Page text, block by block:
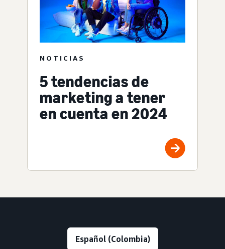
NOTICIAS
5 tendencias de
marketing a tener
en cuenta en 2024